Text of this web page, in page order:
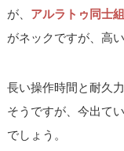
が、 アルラトゥ同士
がネックですが、高
長い操作時間と耐久
そうですが、今出て
でしょう。